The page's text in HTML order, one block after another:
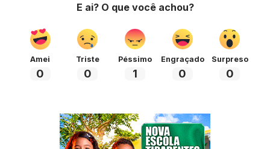
E ai? O que você achou?
Amei
0
Triste
0
Péssimo
1
Engraçado
0
Surpreso
0